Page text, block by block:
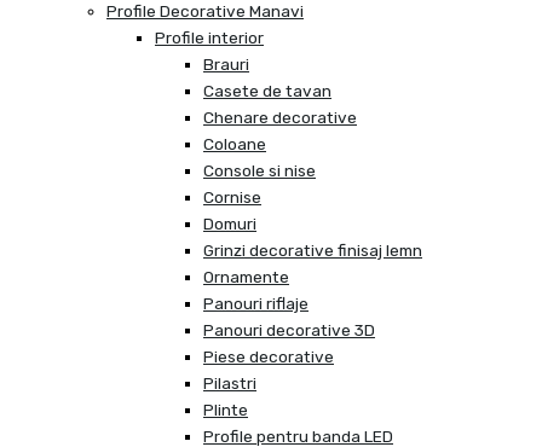
Profile Decorative Manavi
Profile interior
Brauri
Casete de tavan
Chenare decorative
Coloane
Console si nise
Cornise
Domuri
Grinzi decorative finisaj lemn
Ornamente
Panouri riflaje
Panouri decorative 3D
Piese decorative
Pilastri
Plinte
Profile pentru banda LED